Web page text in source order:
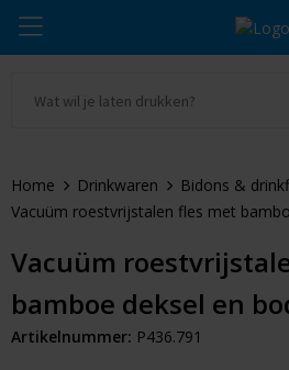
Drinkwaren
Tassen & Reizen
Alle promosnoepje
Zomer
Kerst
Thule
Alle merken
Home Drinkwaren Bidons &
Vacuüm roestvrijstalen fles met
Vacuüm
bamboe deksel en
Artikelnummer: P436.791